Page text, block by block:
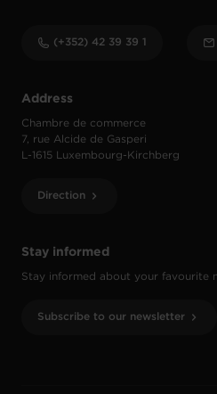
Stay informed
Stay informed about your favourite
Subscribe to our newsletter
Address
Chambre de commerce
7, rue Alcide de Gasperi
L-1615 Luxembourg-Kirchberg
Direction
(+352) 42 39 39 1